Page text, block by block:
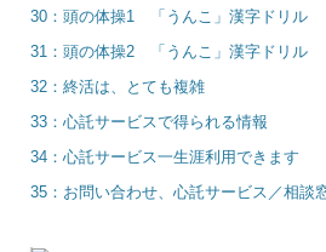
30：頭の体操1 「うんこ」漢字ドリル
31：頭の体操2 「うんこ」漢字ドリル
32：終活は、とても複雑
33：心託サービスで得られる情報
34：心託サービス一生涯利用できます
35：お問い合わせ、心託サービス／相談